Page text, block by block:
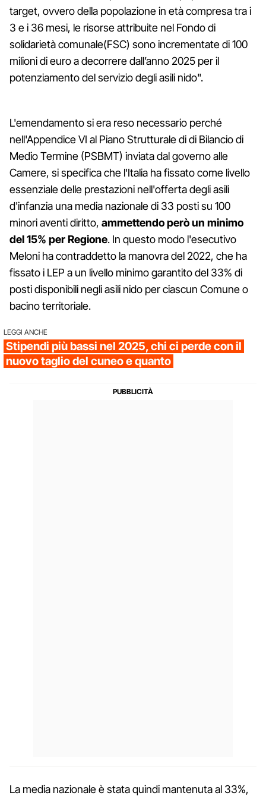
target, ovvero della popolazione in età compresa tra i
3 e i 36 mesi, le risorse attribuite nel Fondo di
solidarietà comunale(FSC) sono incrementate di 100
milioni di euro a decorrere dall’anno 2025 per il
potenziamento del servizio degli asili nido".
L'emendamento si era reso necessario perché
nell'Appendice VI al Piano Strutturale di di Bilancio di
Medio Termine (PSBMT) inviata dal governo alle
Camere, si specifica che l'Italia ha fissato come livello
essenziale delle prestazioni nell'offerta degli asili
d'infanzia una media nazionale di 33 posti su 100
minori aventi diritto, ammettendo però un minimo
del 15% per Regione. In questo modo l'esecutivo
Meloni ha contraddetto la manovra del 2022, che ha
fissato i LEP a un livello minimo garantito del 33% di
posti disponibili negli asili nido per ciascun Comune o
bacino territoriale.
LEGGI ANCHE
Stipendi più bassi nel 2025, chi ci perde con il
nuovo taglio del cuneo e quanto
La media nazionale è stata quindi mantenuta al 33%,